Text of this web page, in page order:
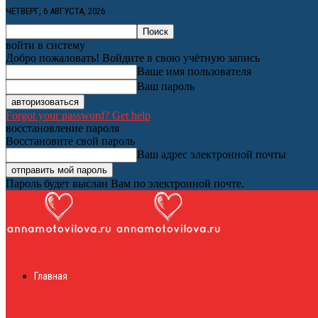
ЧЕТВЕРГ, 6 АВГУСТА, 2026
войти в систему
Добро пожаловать! Войдите в свою учётную запись
Ваше имя пользователя
Ваш пароль
Forgot your password? Get help
восстановление пароля
Восстановите свой пароль
Ваш адрес электронной почты
Пароль будет выслан Вам по электронной почте.
Главная